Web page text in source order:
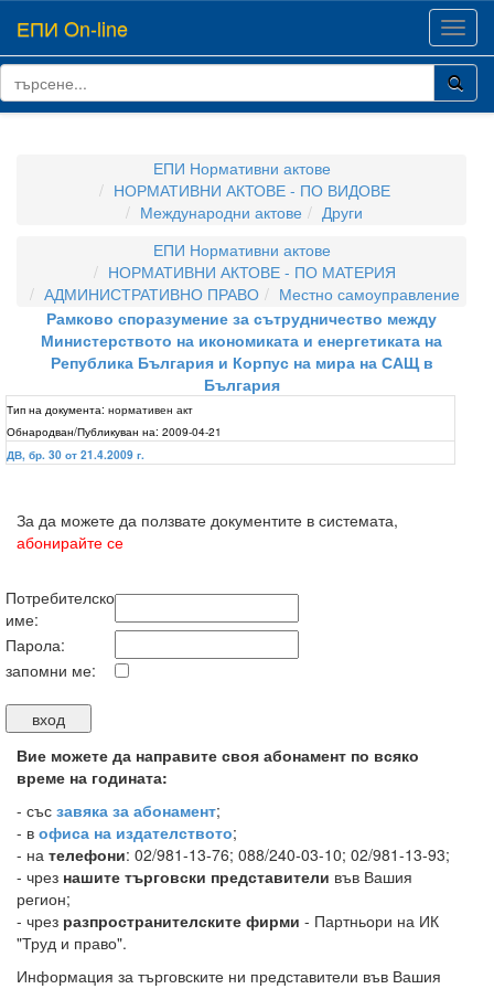
ЕПИ On-line
ЕПИ Нормативни актове
НОРМАТИВНИ АКТОВЕ - ПО ВИДОВЕ
Международни актове
Други
ЕПИ Нормативни актове
НОРМАТИВНИ АКТОВЕ - ПО МАТЕРИЯ
АДМИНИСТРАТИВНО ПРАВО
Местно самоуправление
Рамково споразумение за сътрудничество между
Министерството на икономиката и енергетиката на
Република България и Корпус на мира на САЩ в
България
Тип на документа: нормативен акт
Обнародван/Публикуван на: 2009-04-21
ДВ, бр. 30 от 21.4.2009 г.
За да можете да ползвате документите в системата,
абонирайте се
Потребителско
име:
Парола:
запомни ме:
Вие можете да направите своя абонамент по всяко
време на годината:
- със завяка за абонамент;
- в офиса на издателството;
- на телефони: 02/981-13-76; 088/240-03-10; 02/981-13-93;
- чрез нашите търговски представители във Вашия
регион;
- чрез разпространителските фирми - Партньори на ИК
"Труд и право".
Информация за търговските ни представители във Вашия